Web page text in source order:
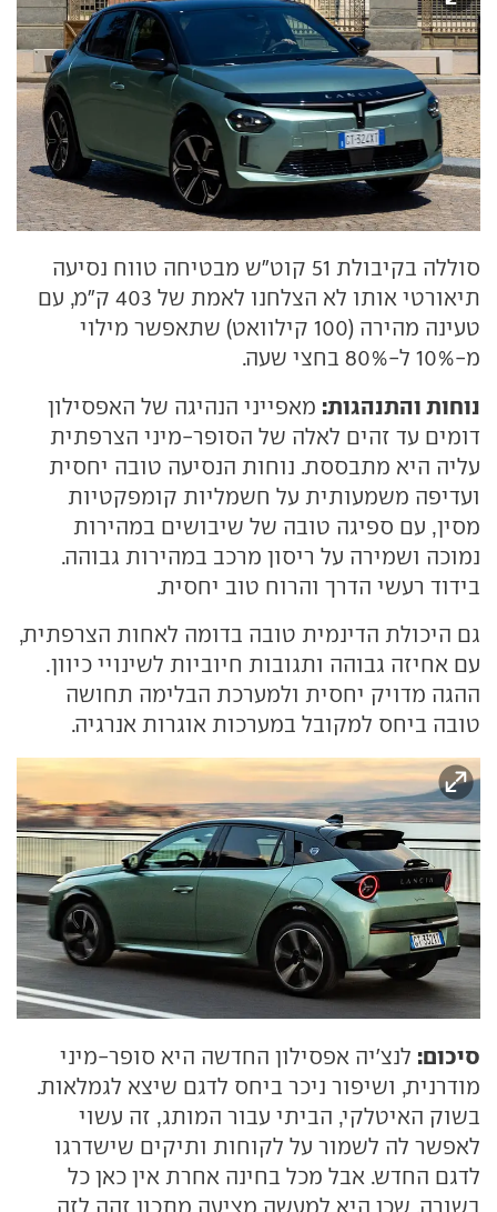
סוללה בקיבולת 51 קוט"ש מבטיחה טווח נסיעה
תיאורטי אותו לא הצלחנו לאמת של 403 ק"מ, עם
טעינה מהירה (100 קילוואט) שתאפשר מילוי
מ-10% ל-80% בחצי שעה.
נוחות והתנהגות: מאפייני הנהיגה של האפסילון
דומים עד זהים לאלה של הסופר-מיני הצרפתית
עליה היא מתבססת. נוחות הנסיעה טובה יחסית
ועדיפה משמעותית על חשמליות קומפקטיות
מסין, עם ספיגה טובה של שיבושים במהירות
נמוכה ושמירה על ריסון מרכב במהירות גבוהה.
בידוד רעשי הדרך והרוח טוב יחסית.
גם היכולת הדינמית טובה בדומה לאחות הצרפתית,
עם אחיזה גבוהה ותגובות חיוביות לשינויי כיוון.
ההגה מדויק יחסית ולמערכת הבלימה תחושה
טובה ביחס למקובל במערכות אוגרות אנרגיה.
סיכום: לנצ'יה אפסילון החדשה היא סופר-מיני
מודרנית, ושיפור ניכר ביחס לדגם שיצא לגמלאות.
בשוק האיטלקי, הביתי עבור המותג, זה עשוי
לאפשר לה לשמור על לקוחות ותיקים שישדרגו
לדגם החדש. אבל מכל בחינה אחרת אין כאן כל
בשורה, שכן היא למעשה מציעה מתכון זהה לזה